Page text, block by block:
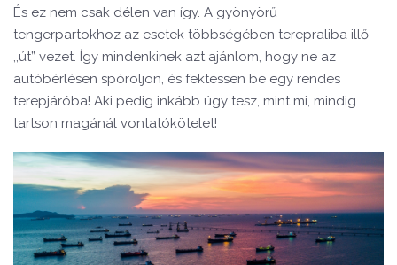
És ez nem csak délen van így. A gyönyörű
tengerpartokhoz az esetek többségében terepraliba illő
,,út” vezet. Így mindenkinek azt ajánlom, hogy ne az
autóbérlésen spóroljon, és fektessen be egy rendes
terepjáróba! Aki pedig inkább úgy tesz, mint mi, mindig
tartson magánál vontatókötelet!